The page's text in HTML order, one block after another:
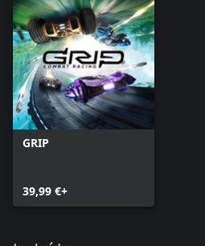
GRIP
39,99 €+